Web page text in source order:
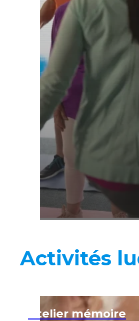
Activités
Atelier mémoire